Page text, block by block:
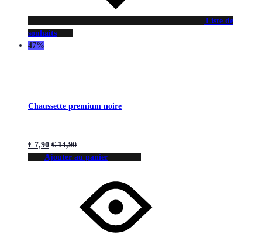
Liste de
souhaits
47%
Chaussette premium noire
€ 7,90 €14,90
Ajouter au panier